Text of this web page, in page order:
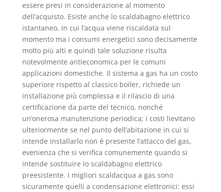
essere presi in considerazione al momento
dell’acquisto. Esiste anche lo scaldabagno elettrico
istantaneo, in cui l’acqua viene riscaldata sul
momento ma i consumi energetici sono decisamente
molto più alti e quindi tale soluzione risulta
notevolmente antieconomica per le comuni
applicazioni domestiche. Il sistema a gas ha un costo
superiore rispetto al classico boiler, richiede un
installazione più complessa e il rilascio di una
certificazione da parte del tecnico, nonché
un’onerosa manutenzione periodica; i costi lievitano
ulteriormente se nel punto dell’abitazione in cui si
intende installarlo non è presente l’attacco del gas,
evenienza che si verifica comunemente quando si
intende sostituire lo scaldabagno elettrico
preesistente. I migliori scaldacqua a gas sono
sicuramente quelli a condensazione elettronici: essi